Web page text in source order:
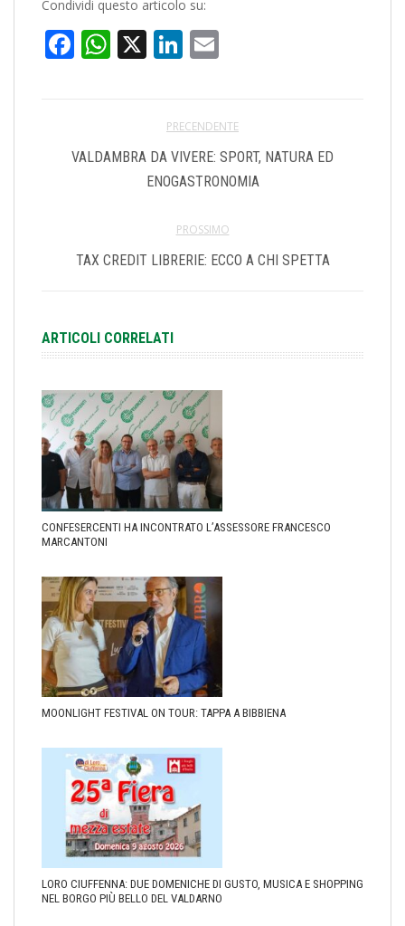
Condividi questo articolo su:
Facebook
WhatsApp
X LinkedIn
PRECENDENTE
VALDAMBRA DA VIVERE: SPORT, NATURA ED
ENOGASTRONOMIA
PROSSIMO
TAX CREDIT LIBRERIE: ECCO A CHI SPETTA
ARTICOLI CORRELATI
CONFESERCENTI HA INCONTRATO L’ASSESSORE FRANCESCO
MARCANTONI
MOONLIGHT FESTIVAL ON TOUR: TAPPA A BIBBIENA
LORO CIUFFENNA: DUE DOMENICHE DI GUSTO, MUSICA E SHOPPING
NEL BORGO PIÙ BELLO DEL VALDARNO